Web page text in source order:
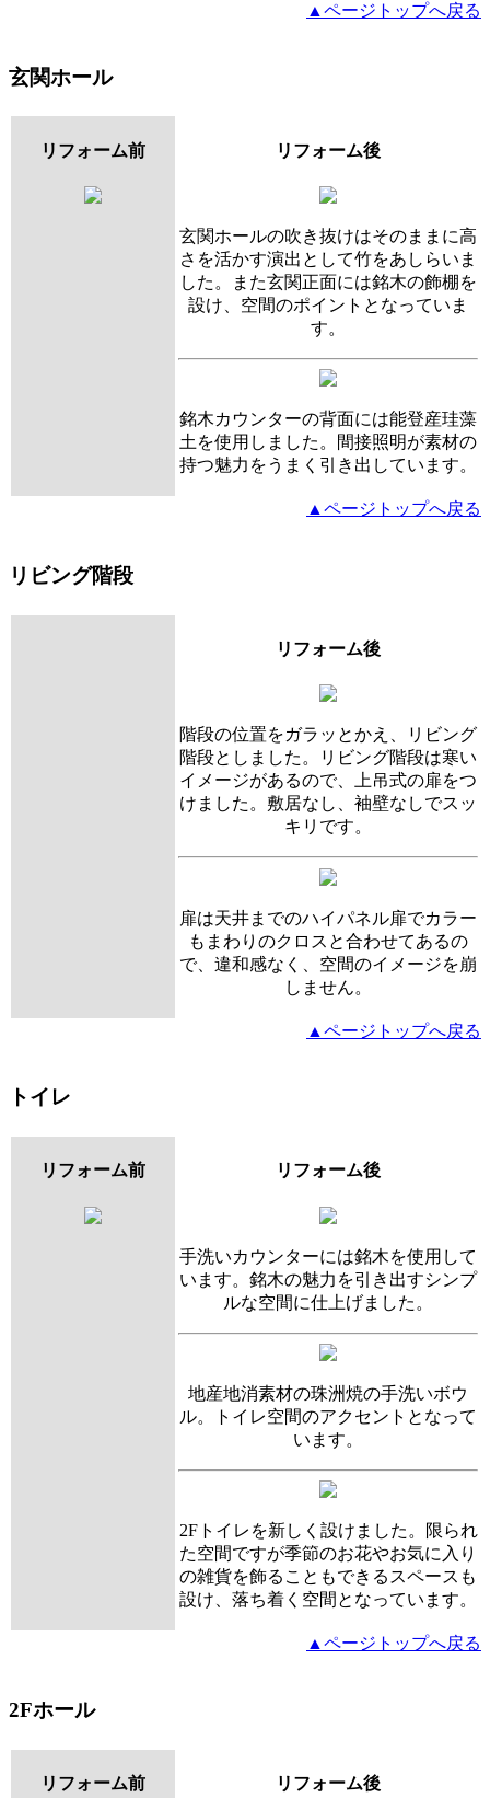
▲ページトップへ戻る
玄関ホール
リフォーム前 リフォーム後
玄関ホールの吹き抜けはそのままに高
さを活かす演出として竹をあしらいま
した。また玄関正面には銘木の飾棚を
設け、空間のポイントとなっていま
す。
銘木カウンターの背面には能登産珪藻
土を使用しました。間接照明が素材の
持つ魅力をうまく引き出しています。
▲ページトップへ戻る
リビング階段
リフォーム後
階段の位置をガラッとかえ、リビング
階段としました。リビング階段は寒い
イメージがあるので、上吊式の扉をつ
けました。敷居なし、袖壁なしでスッ
キリです。
扉は天井までのハイパネル扉でカラー
もまわりのクロスと合わせてあるの
で、違和感なく、空間のイメージを崩
しません。
▲ページトップへ戻る
トイレ
リフォーム前 リフォーム後
手洗いカウンターには銘木を使用して
います。銘木の魅力を引き出すシンプ
ルな空間に仕上げました。
地産地消素材の珠洲焼の手洗いボウ
ル。トイレ空間のアクセントとなって
います。
2Fトイレを新しく設けました。限られ
た空間ですが季節のお花やお気に入り
の雑貨を飾ることもできるスペースも
設け、落ち着く空間となっています。
▲ページトップへ戻る
2Fホール
リフォーム前 リフォーム後